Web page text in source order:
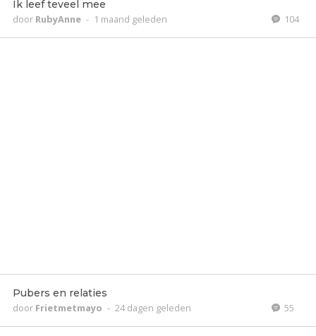
Ik leef teveel mee
door RubyAnne - 1 maand geleden 104
Pubers en relaties
door Frietmetmayo - 24 dagen geleden 55